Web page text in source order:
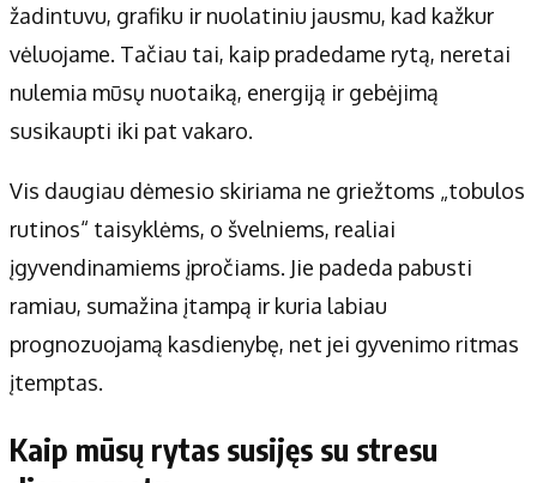
žadintuvu, grafiku ir nuolatiniu jausmu, kad kažkur
vėluojame. Tačiau tai, kaip pradedame rytą, neretai
nulemia mūsų nuotaiką, energiją ir gebėjimą
susikaupti iki pat vakaro.
Vis daugiau dėmesio skiriama ne griežtoms „tobulos
rutinos“ taisyklėms, o švelniems, realiai
įgyvendinamiems įpročiams. Jie padeda pabusti
ramiau, sumažina įtampą ir kuria labiau
prognozuojamą kasdienybę, net jei gyvenimo ritmas
įtemptas.
Kaip mūsų rytas susijęs su stresu